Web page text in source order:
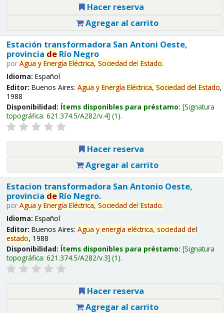
Hacer reserva
Agregar al carrito
Estación transformadora San Antoni Oeste,
provincia deRío Negro
por Agua y Energía Eléctrica, Sociedad del Estado.
Idioma: Español
Editor: Buenos Aires: Agua y Energía Eléctrica, Sociedad del Estado,
1988
Disponibilidad: Ítems disponibles para préstamo: Signatura
topográfica: 621.374.5/A282/v.4 (1).
Hacer reserva
Agregar al carrito
Estacion transformadora San Antonio Oeste,
provincia deRío Negro.
por Agua y Energía Eléctrica, Sociedad del Estado.
Idioma: Español
Editor: Buenos Aires: Agua y energía eléctrica, sociedad del
estado, 1988
Disponibilidad: Ítems disponibles para préstamo: Signatura
topográfica: 621.374.5/A282/v.3 (1).
Hacer reserva
Agregar al carrito